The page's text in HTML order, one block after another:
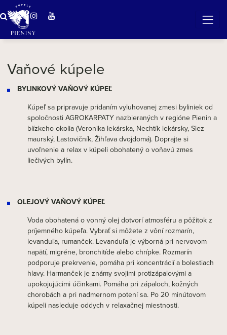
Zázračná voda v Pieninách
Vaňové kúpele
BYLINKOVÝ VAŇOVÝ KÚPEĽ
Kúpeľ sa pripravuje pridaním vyluhovanej zmesi byliniek od
spoločnosti AGROKARPATY nazbieraných v regióne Pienin a
blízkeho okolia (Veronika lekárska, Nechtík lekársky, Slez
maurský, Lastovičník, Žihľava dvojdomá). Doprajte si
uvoľnenie a relax v kúpeli obohatený o voňavú zmes
liečivých bylín.
OLEJOVÝ VAŇOVÝ KÚPEĽ
Voda obohatená o vonný olej dotvorí atmosféru a pôžitok z
príjemného kúpeľa. Vybrať si môžete z vôní rozmarín,
levanduľa, rumanček. Levanduľa je výborná pri nervovom
napätí, migréne, bronchitíde alebo chrípke. Rozmarín
podporuje prekrvenie, pomáha pri koncentrácií a bolestiach
hlavy. Harmanček je známy svojimi protizápalovými a
upokojujúcimi účinkami. Pomáha pri zápaloch, kožných
chorobách a pri nadmernom potení sa. Po 20 minútovom
kúpeli nasleduje oddych v relaxačnej miestnosti.